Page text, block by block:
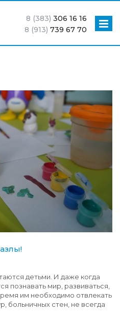
8 (383) 306 16 16
8 (913) 739 67 70
детьми. И даже когда
познавать мир, развиваться,
им необходимо отвлекать
больничных стен, не всегда